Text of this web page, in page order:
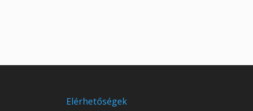
Elérhetőségek